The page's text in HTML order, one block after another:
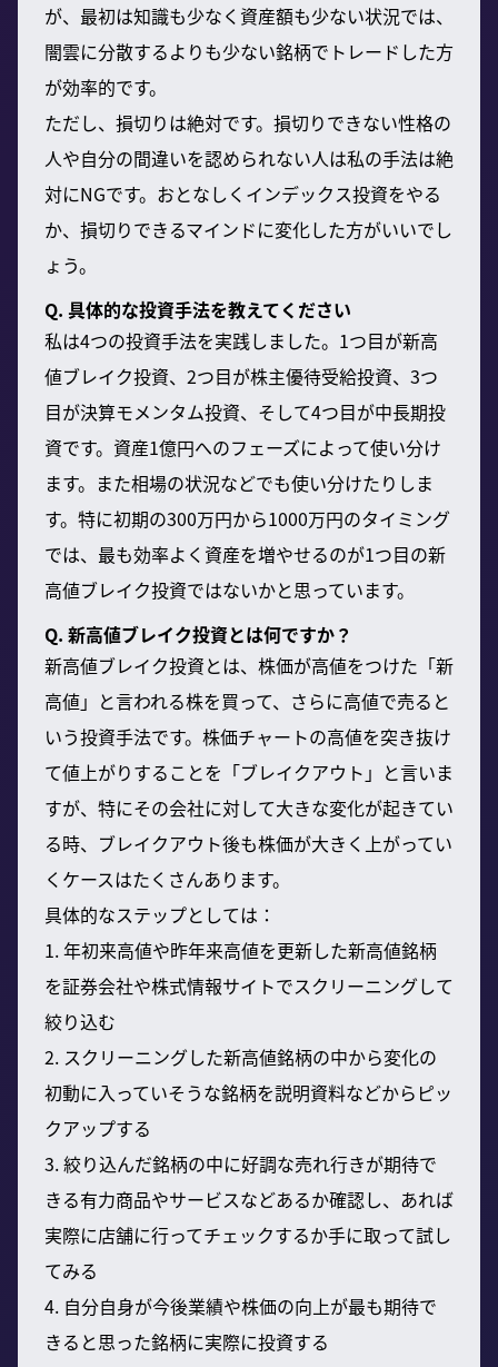
が、最初は知識も少なく資産額も少ない状況では、
闇雲に分散するよりも少ない銘柄でトレードした方
が効率的です。
ただし、損切りは絶対です。損切りできない性格の
人や自分の間違いを認められない人は私の手法は絶
対にNGです。おとなしくインデックス投資をやる
か、損切りできるマインドに変化した方がいいでし
ょう。
Q. 具体的な投資手法を教えてください
私は4つの投資手法を実践しました。1つ目が新高
値ブレイク投資、2つ目が株主優待受給投資、3つ
目が決算モメンタム投資、そして4つ目が中長期投
資です。資産1億円へのフェーズによって使い分け
ます。また相場の状況などでも使い分けたりしま
す。特に初期の300万円から1000万円のタイミング
では、最も効率よく資産を増やせるのが1つ目の新
高値ブレイク投資ではないかと思っています。
Q. 新高値ブレイク投資とは何ですか？
新高値ブレイク投資とは、株価が高値をつけた「新
高値」と言われる株を買って、さらに高値で売ると
いう投資手法です。株価チャートの高値を突き抜け
て値上がりすることを「ブレイクアウト」と言いま
すが、特にその会社に対して大きな変化が起きてい
る時、ブレイクアウト後も株価が大きく上がってい
くケースはたくさんあります。
具体的なステップとしては：
1. 年初来高値や昨年来高値を更新した新高値銘柄
を証券会社や株式情報サイトでスクリーニングして
絞り込む
2. スクリーニングした新高値銘柄の中から変化の
初動に入っていそうな銘柄を説明資料などからピッ
クアップする
3. 絞り込んだ銘柄の中に好調な売れ行きが期待で
きる有力商品やサービスなどあるか確認し、あれば
実際に店舗に行ってチェックするか手に取って試し
てみる
4. 自分自身が今後業績や株価の向上が最も期待で
きると思った銘柄に実際に投資する